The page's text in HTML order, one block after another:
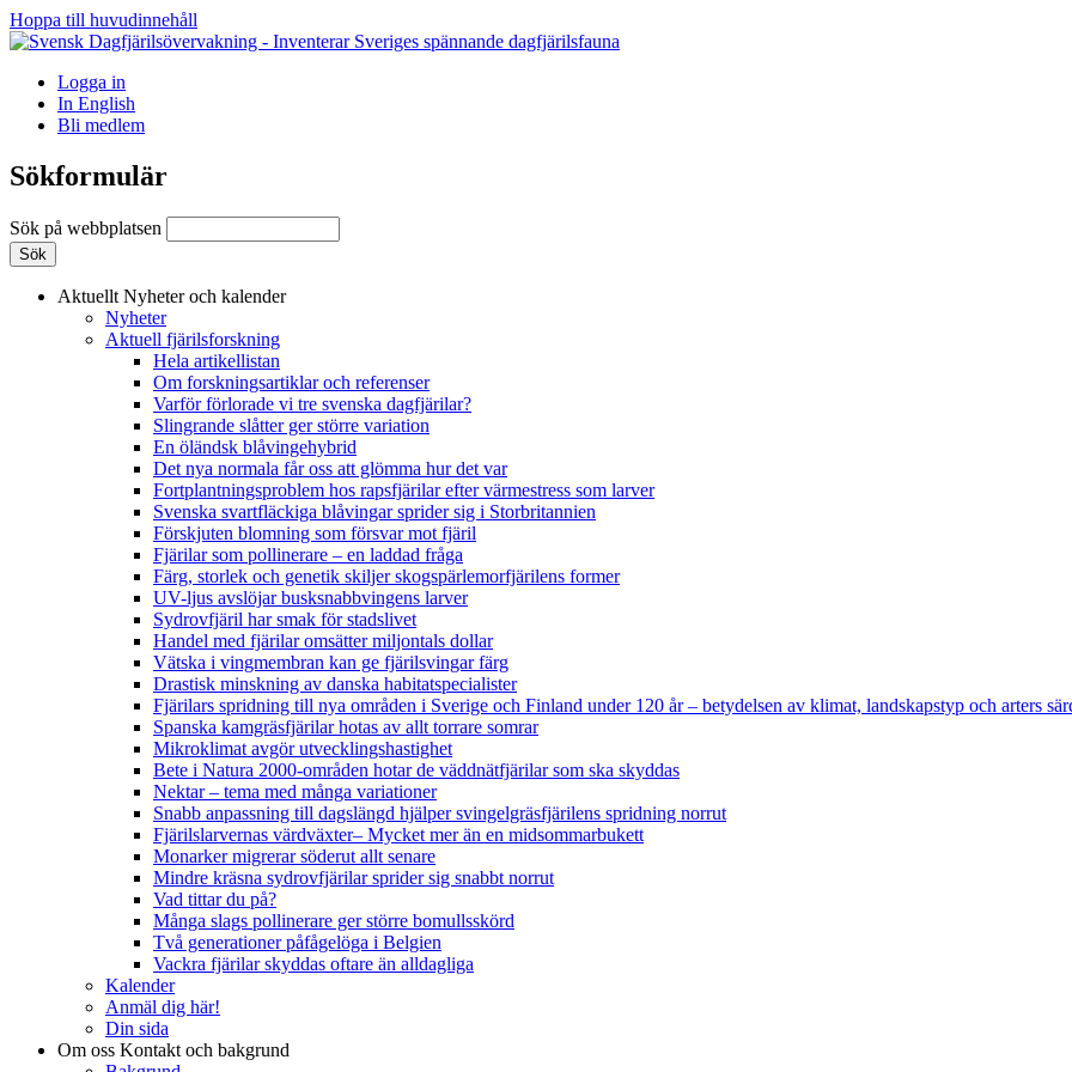
Hoppa till huvudinnehåll
Logga in
In English
Bli medlem
Sökformulär
Sök på webbplatsen
Aktuellt Nyheter och kalender
Nyheter
Aktuell fjärilsforskning
Hela artikellistan
Om forskningsartiklar och referenser
Varför förlorade vi tre svenska dagfjärilar?
Slingrande slåtter ger större variation
En öländsk blåvingehybrid
Det nya normala får oss att glömma hur det var
Fortplantningsproblem hos rapsfjärilar efter värmestress som larver
Svenska svartfläckiga blåvingar sprider sig i Storbritannien
Förskjuten blomning som försvar mot fjäril
Fjärilar som pollinerare – en laddad fråga
Färg, storlek och genetik skiljer skogspärlemorfjärilens former
UV-ljus avslöjar busksnabbvingens larver
Sydrovfjäril har smak för stadslivet
Handel med fjärilar omsätter miljontals dollar
Vätska i vingmembran kan ge fjärilsvingar färg
Drastisk minskning av danska habitatspecialister
Fjärilars spridning till nya områden i Sverige och Finland under 120 år– betydelsen av klimat, landskapstyp och arters
Spanska kamgräsfjärilar hotas av allt torrare somrar
Mikroklimat avgör utvecklingshastighet
Bete i Natura 2000-områden hotar de väddnätfjärilar som ska skyddas
Nektar – tema med många variationer
Snabb anpassning till dagslängd hjälper svingelgräsfjärilens spridning norrut
Fjärilslarvernas värdväxter– Mycket mer än en midsommarbukett
Monarker migrerar söderut allt senare
Mindre kräsna sydrovfjärilar sprider sig snabbt norrut
Vad tittar du på?
Många slags pollinerare ger större bomullsskörd
Två generationer påfågelöga i Belgien
Vackra fjärilar skyddas oftare än alldagliga
Kalender
Anmäl dig här!
Din sida
Om oss Kontakt och bakgrund